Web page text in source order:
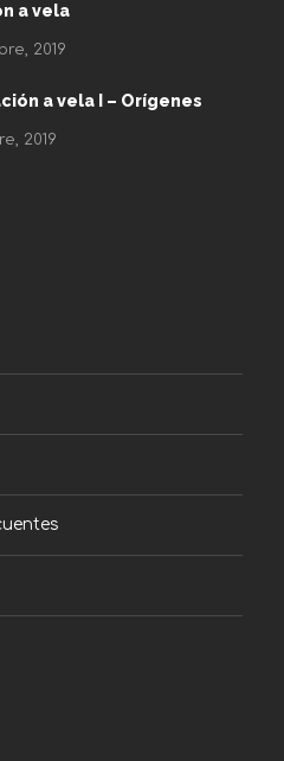
a vela
2019
a vela I – Orígenes
2019